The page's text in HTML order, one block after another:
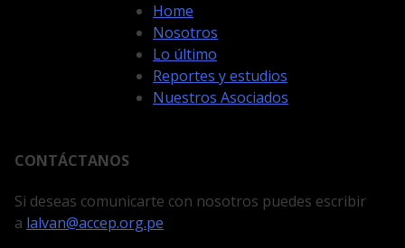
Home
Nosotros
Lo último
Reportes y estudios
Nuestros Asociados
CONTÁCTANOS
Si deseas comunicarte con nosotros puedes escribir
a lalvan@accep.org.pe